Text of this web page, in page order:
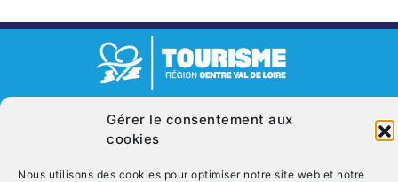
Gérer le consentement aux
cookies
Nous utilisons des cookies pour optimiser notre site web et notre
Politique de cookies (UE)